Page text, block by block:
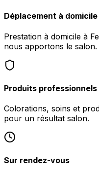
Déplacement à domicile
Prestation à domicile à
nous apportons le salon.
Produits professionnels
Colorations, soins et
pour un résultat salon.
Sur rendez-vous